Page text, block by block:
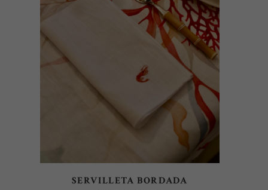
AÑADIR AL CARRITO
SERVILLETA BORDADA